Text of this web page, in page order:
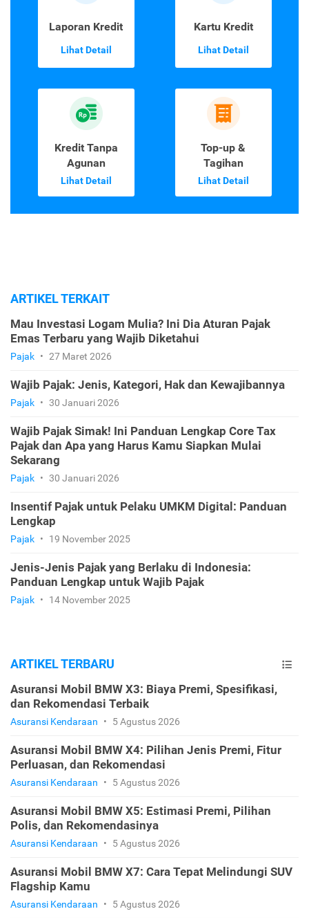
Laporan Kredit
Lihat Detail
Kartu Kredit
Lihat Detail
Kredit Tanpa
Agunan
Lihat Detail
Top-up &
Tagihan
Lihat Detail
ARTIKEL TERKAIT
Mau Investasi Logam Mulia? Ini Dia Aturan Pajak
Emas Terbaru yang Wajib Diketahui
Pajak • 27 Maret 2026
Wajib Pajak: Jenis, Kategori, Hak dan Kewajibannya
Pajak • 30 Januari 2026
Wajib Pajak Simak! Ini Panduan Lengkap Core Tax
Pajak dan Apa yang Harus Kamu Siapkan Mulai
Sekarang
Pajak • 30 Januari 2026
Insentif Pajak untuk Pelaku UMKM Digital: Panduan
Lengkap
Pajak • 19 November 2025
Jenis-Jenis Pajak yang Berlaku di Indonesia:
Panduan Lengkap untuk Wajib Pajak
Pajak • 14 November 2025
ARTIKEL TERBARU
Asuransi Mobil BMW X3: Biaya Premi, Spesifikasi,
dan Rekomendasi Terbaik
Asuransi Kendaraan • 5 Agustus 2026
Asuransi Mobil BMW X4: Pilihan Jenis Premi, Fitur
Perluasan, dan Rekomendasi
Asuransi Kendaraan • 5 Agustus 2026
Asuransi Mobil BMW X5: Estimasi Premi, Pilihan
Polis, dan Rekomendasinya
Asuransi Kendaraan • 5 Agustus 2026
Asuransi Mobil BMW X7: Cara Tepat Melindungi SUV
Flagship Kamu
Asuransi Kendaraan • 5 Agustus 2026